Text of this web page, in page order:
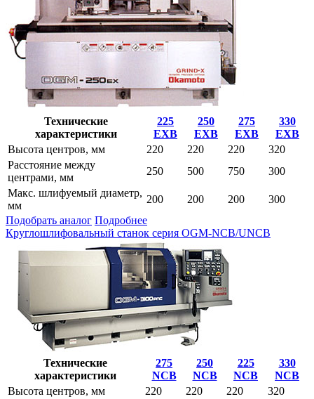
Технические
характеристики
225
EXB
250
EXB
275
EXB
330
EXB
Высота центров, мм
220 220 220
320
Расстояние между
центрами, мм
250 500 750
300
Макс. шлифуемый диаметр,
мм
200 200 200
300
Подобрать аналог Подробнее
Круглошлифовальный станок серия OGM-NCB/UNCB
Технические
характеристики
275
NCB
250
NCB
225
NCB
330
NCB
Высота центров, мм
220 220 220
320